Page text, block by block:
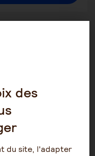
des
du site, l'adapter